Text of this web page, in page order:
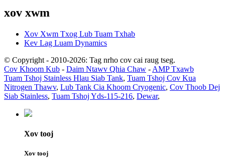
xov xwm
Xov Xwm Txog Lub Tuam Txhab
Kev Lag Luam Dynamics
© Copyright - 2010-2026: Tag nrho cov cai raug tseg.
Cov Khoom Kub - Daim Ntawv Qhia Chaw - AMP Txawb
Tuam Tshoj Stainless Hlau Siab Tank, Tuam Tshoj Cov Kua
Nitrogen Thawv, Lub Tank Cia Khoom Cryogenic, Cov Thoob Dej
Siab Stainless, Tuam Tshoj Yds-115-216, Dewar,
Xov tooj
Xov tooj